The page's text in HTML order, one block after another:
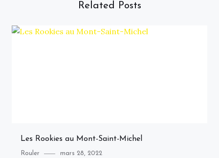
Related Posts
Les Rookies au Mont-Saint-Michel
Category
Rouler
Posted
mars 28, 2022